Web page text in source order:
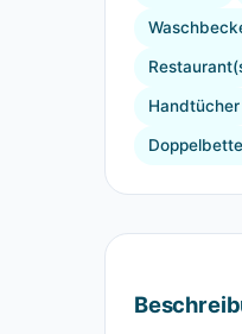
Handtücher